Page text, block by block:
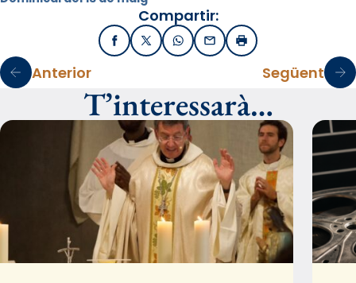
Compartir:
FacebookX / TwitterWhatsApp
EmailImprimir
Anterior Següent
T’interessarà…